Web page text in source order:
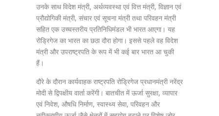
उनके साथ विदेश मंत्री, अर्थव्यवस्था एवं वित्त मंत्री, विज्ञान एवं
प्रौद्योगिकी मंत्री, संचार एवं सूचना मंत्री तथा परिवहन मंत्री
सहित एक उच्चस्तरीय प्रतिनिधिमंडल भी भारत आएगा। यह
रोड्रिगेज का भारत का छठा दौरा होगा। इससे पहले वह विदेश
मंत्री और उपराष्ट्रपति के रूप में भी कई बार भारत आ चुकी
हैं।
दौरे के दौरान कार्यवाहक राष्ट्रपति रोड्रिगेज प्रधानमंत्री नरेंद्र
मोदी से द्विपक्षीय वार्ता करेंगी। बातचीत में ऊर्जा सुरक्षा, व्यापार
एवं निवेश, औषधि निर्माण, स्वास्थ्य सेवा, परिवहन और